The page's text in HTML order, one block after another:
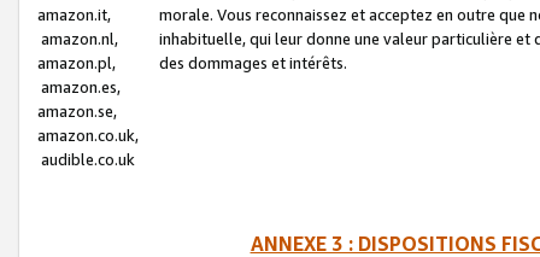
amazon.it,
amazon.nl,
amazon.pl,
amazon.es,
amazon.se,
amazon.co.uk,
audible.co.uk
morale. Vous reconnaissez et acceptez en outre que
inhabituelle, qui leur donne une valeur particulière
des dommages et intérêts.
ANNEXE 3 : DISPOSITIONS